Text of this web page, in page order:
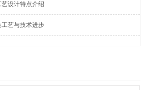
设计特点介绍
艺与技术进步